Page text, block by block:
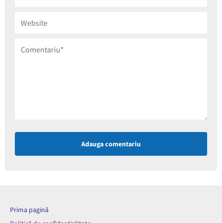
Adauga comentariu
Prima pagină